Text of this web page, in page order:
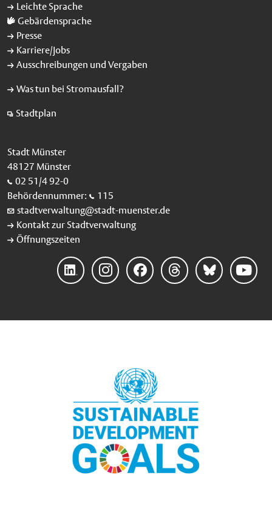
Leichte Sprache
Gebärdensprache
Presse
Karriere/Jobs
Ausschreibungen und Vergaben
Was tun bei Stromausfall?
Stadtplan
Stadt Münster
48127 Münster
02 51/4 92-0
Behördennummer:
115
stadtverwaltung@stadt-muenster.de
Kontakt zur Stadtverwaltung
Öffnungszeiten